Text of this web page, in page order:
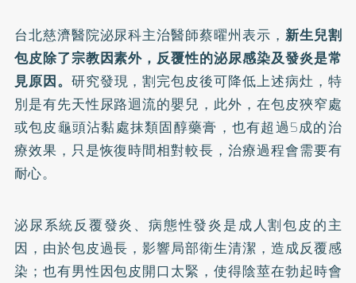
台北慈濟醫院泌尿科主治醫師蔡曜州表示， 新生兒割
包皮除了宗教因素外，反覆性的泌尿感染及發炎是常
見原因。 研究發現，割完包皮後可降低上述病灶，特
別是有先天性尿路迴流的嬰兒，此外，在包皮狹窄處
或包皮龜頭沾黏處抹類固醇藥膏，也有超過5成的治
療效果，只是恢復時間相對較長，治療過程會需要有
耐心。
泌尿系統反覆發炎、病態性發炎是成人割包皮的主
因，由於包皮過長，影響局部衛生清潔，造成反覆感
染；也有男性因包皮開口太緊，使得陰莖在勃起時會